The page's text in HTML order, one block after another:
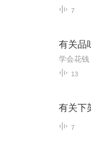
7
有关品
学会花
13
有关下
7